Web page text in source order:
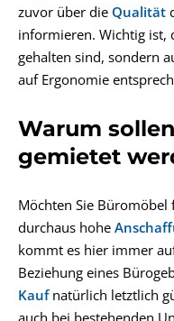
zuvor über die Qualität
informieren. Wichtig ist,
gehalten sind, sondern
auf Ergonomie
Warum
gemietet
Möchten Sie Büromöbel
durchaus hohe
kommt es hier immer
Beziehung eines
Kaufnatürlich letztlich
auch bei bestehenden